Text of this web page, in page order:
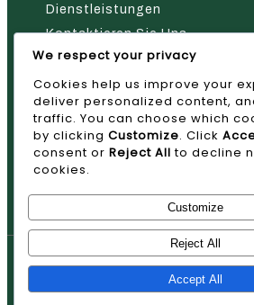
Dienstleistungen
Kontaktieren Sie Uns
Nehmen Sie Kontakt Mit
© 2026 AVAN
We respect your privacy
Cookies help us improve your
deliver personalized content,
traffic. You can choose which
by clicking Customize. Click
consent or Reject All to decline
cookies.
Customize
Reject All
Accept All